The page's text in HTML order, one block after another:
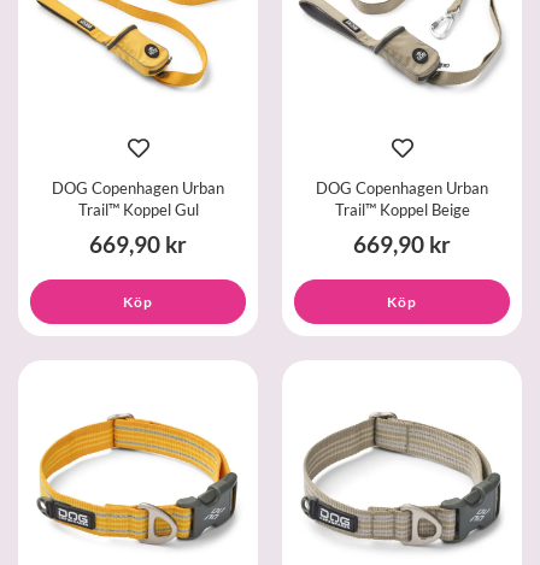
DOG Copenhagen Urban
Trail™ Koppel Gul
669,90 kr
Köp
DOG Copenhagen Urban
Trail™ Koppel Beige
669,90 kr
Köp